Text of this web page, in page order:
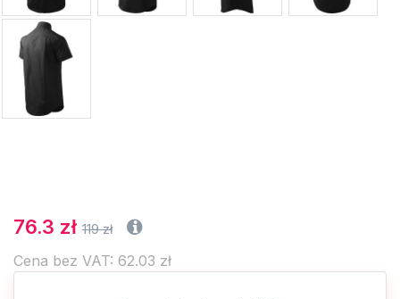
76.3 zł 119 zł
Cena bez VAT: 62.03 zł